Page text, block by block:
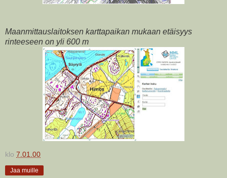
Maanmittauslaitoksen karttapaikan mukaan etäisyys
rinteeseen on yli 600 m
klo 7.01.00
Jaa muille